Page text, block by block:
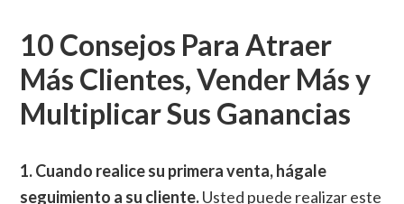
10 Consejos Para Atraer
Más Clientes, Vender Más y
Multiplicar Sus Ganancias
1. Cuando realice su primera venta, hágale
seguimiento a su cliente.Usted puede realizar este